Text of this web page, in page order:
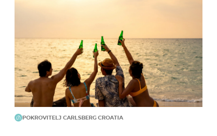
POKROVITELJ CARLSBERG CROATIA